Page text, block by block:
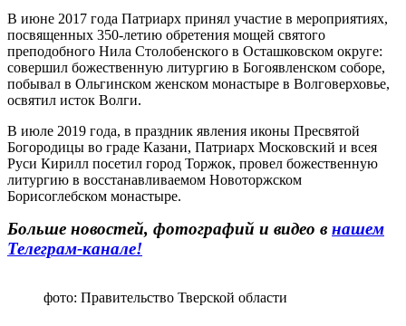
В июне 2017 года Патриарх принял участие в мероприятиях,
посвященных 350-летию обретения мощей святого
преподобного Нила Столобенского в Осташковском округе:
совершил божественную литургию в Богоявленском соборе,
побывал в Ольгинском женском монастыре в Волговерховье,
освятил исток Волги.
В июле 2019 года, в праздник явления иконы Пресвятой
Богородицы во граде Казани, Патриарх Московский и всея
Руси Кирилл посетил город Торжок, провел божественную
литургию в восстанавливаемом Новоторжском
Борисоглебском монастыре.
Больше новостей, фотографий и видео в нашем
Телеграм-канале!
фото: Правительство Тверской области